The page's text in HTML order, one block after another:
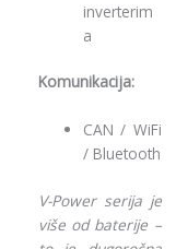
inverterim
a
Komunikacija:
CAN / WiFi
/ Bluetooth
V-Power serija je
više od baterije –